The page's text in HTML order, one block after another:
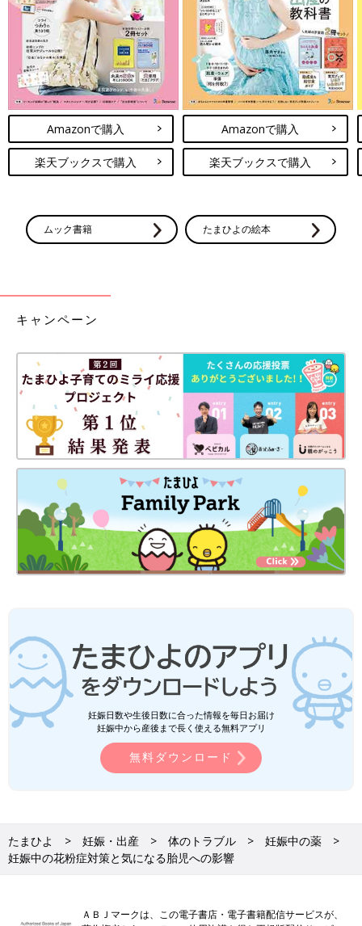
Amazonで購入
楽天ブックスで購入
Amazonで購入
楽天ブックスで購入
ムック書籍 たまひよの絵本
キャンペーン
妊娠日数や生後日数に合った情報を毎日お届け
妊娠中から産後まで長く使える無料アプリ
無料ダウンロード
たまひよ 妊娠・出産 体のトラブル
妊娠中の薬
妊娠中の花粉症対策と気になる胎児への影響
ＡＢＪマークは、この電子書店・電子書籍配信サービスが、